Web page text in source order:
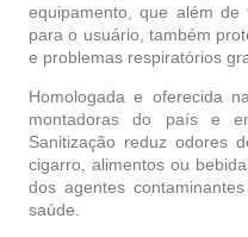
equipamento, que além
para o usuário, também
e problemas respiratórios
Homologada e oferecida
montadoras do país e
Sanitização reduz odores
cigarro, alimentos ou
dos agentes
saúde.